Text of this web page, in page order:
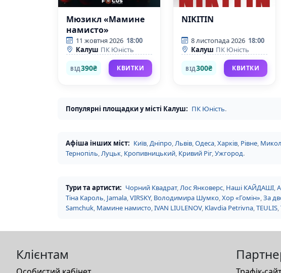
Мюзикл «Мамине
намисто»
11 жовтня 2026 18:00
Калуш ПК Юність
ВІД390₴ КВИТКИ
NIKITIN
8 листопада 2026 18:00
Калуш ПК Юність
ВІД300₴ КВИТКИ
Популярні площадки у місті Калуш: ПК Юність.
Афіша інших міст: Київ,Дніпро,Львів,Одеса,Харків, Рівне,
Тернопіль,Луцьк, Кропивницький, Кривий Ріг,Ужгород.
Тури та артисти: Чорний Квадрат,Лос Янковерс, Наші КАЙДАШІ,
Тіна Кароль, Jamala,VIRSKY, Володимира Шумко,Хор «Гомін»,За
Samchuk, Мамине намисто,IVAN LIULENOV, Klavdia Petrivna,TEULIS,
Клієнтам